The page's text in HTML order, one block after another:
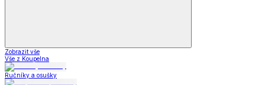
Zobrazit vše
Vše z Koupelna
Ručníky a osušky